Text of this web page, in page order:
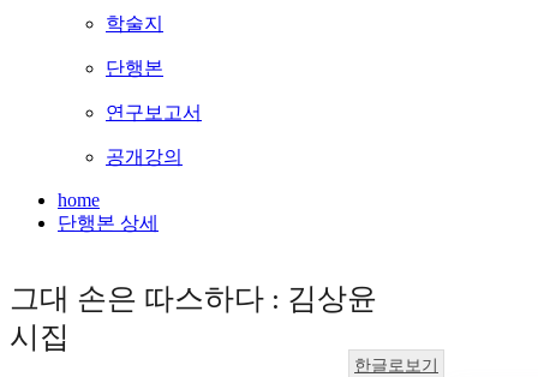
학술지
단행본
연구보고서
공개강의
home
단행본 상세
그대 손은 따스하다 : 김상윤
시집
한글로보기